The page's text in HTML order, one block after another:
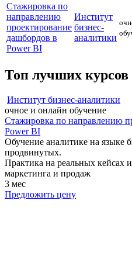
Стажировка по
направлению
проектирование
дашбордов в
Power BI
Институт
бизнес-
аналитики
Топ лучших курсов
Институт бизнес-аналитики
очное и онлайн обучение
Стажировка по направлению
Power BI
Обучение аналитике на языке
продвинутых.
Практика на реальных кейсах
маркетинга и продаж
3 мес
Предложить цену